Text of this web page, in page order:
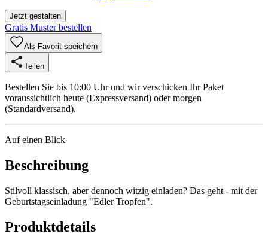
Jetzt gestalten
Gratis Muster bestellen
Als Favorit speichern
Teilen
Bestellen Sie bis 10:00 Uhr und wir verschicken Ihr Paket
voraussichtlich heute (Expressversand) oder morgen
(Standardversand).
Auf einen Blick
Beschreibung
Stilvoll klassisch, aber dennoch witzig einladen? Das geht - mit der
Geburtstagseinladung "Edler Tropfen".
Produktdetails